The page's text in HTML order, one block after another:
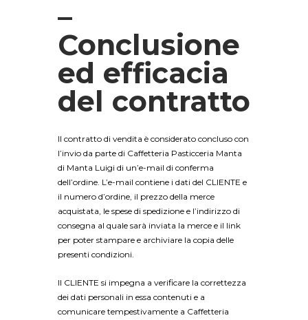
–
Conclusione
ed efficacia
del contratto
Il contratto di vendita è considerato concluso con
l’invio da parte di Caffetteria Pasticceria Manta
di Manta Luigi di un’e-mail di conferma
dell’ordine. L’e-mail contiene i dati del CLIENTE e
il numero d’ordine, il prezzo della merce
acquistata, le spese di spedizione e l’indirizzo di
consegna al quale sarà inviata la merce e il link
per poter stampare e archiviare la copia delle
presenti condizioni.
Il CLIENTE si impegna a verificare la correttezza
dei dati personali in essa contenuti e a
comunicare tempestivamente a Caffetteria